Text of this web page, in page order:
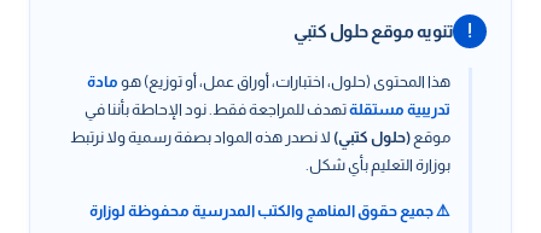
! تنويه موقع حلول كتبي
هذا المحتوى (حلول، اختبارات، أوراق عمل، أو توزيع) هو مادة
تدريبية مستقلةتهدف للمراجعة فقط. نود الإحاطة بأننا في
موقع (حلول كتبي) لا نصدر هذه المواد بصفة رسمية ولا نرتبط
بوزارة التعليم بأي شكل.
⚠️ جميع حقوق المناهج والكتب المدرسية محفوظة لوزارة